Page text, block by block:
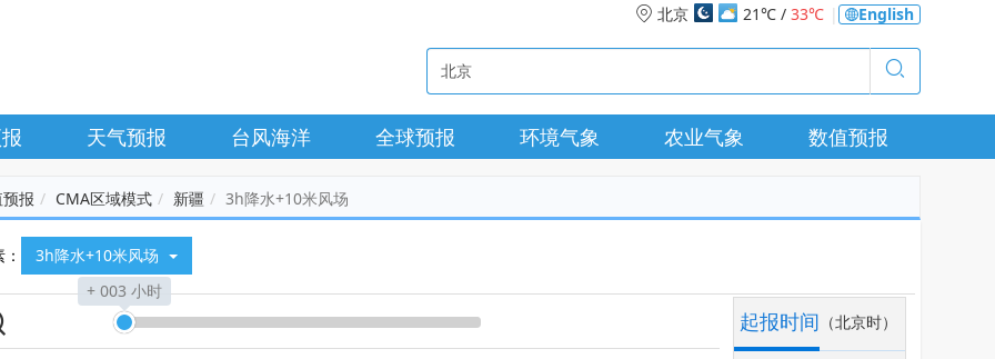
北京 21℃ / 33℃ English
天气预报 台风海洋 全球预报 环境气象 农业气象 数值预报
报 CMA区域模式 新疆 3h降水+10米风场
3h降水+10米风场
+ 003 小时
起报时间 （北京时）